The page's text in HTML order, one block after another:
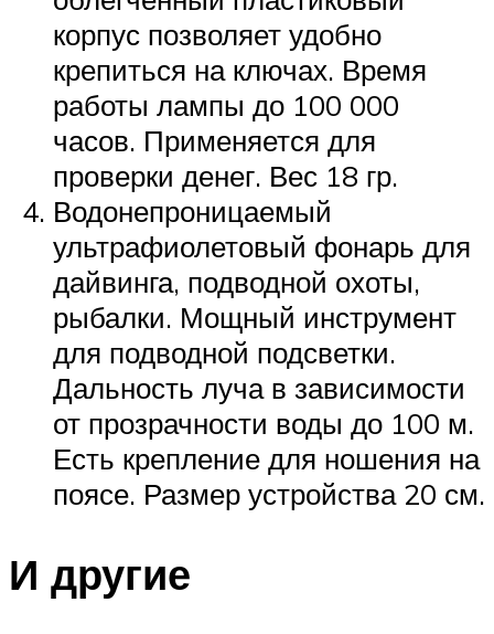
корпус позволяет удобно
крепиться на ключах. Время
работы лампы до 100 000
часов. Применяется для
проверки денег. Вес 18 гр.
Водонепроницаемый
ультрафиолетовый фонарь для
дайвинга, подводной охоты,
рыбалки. Мощный инструмент
для подводной подсветки.
Дальность луча в зависимости
от прозрачности воды до 100 м.
Есть крепление для ношения на
поясе. Размер устройства 20 см.
И другие